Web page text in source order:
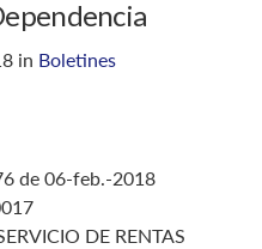
in Boletines
de 06-feb.-2018
DE RENTAS